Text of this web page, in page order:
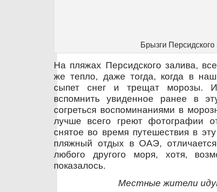
Брызги Персидского
На пляжах Персидского залива,
же тепло, даже тогда, когда в
сыпет снег и трещат морозы.
вспомнить увиденное ранее в
согреться воспоминаниями в
лучше всего греют фотографии
снятое во время путешествия в
пляжный отдых в ОАЭ,
любого другого моря, хотя,
показалось.
Местные жители